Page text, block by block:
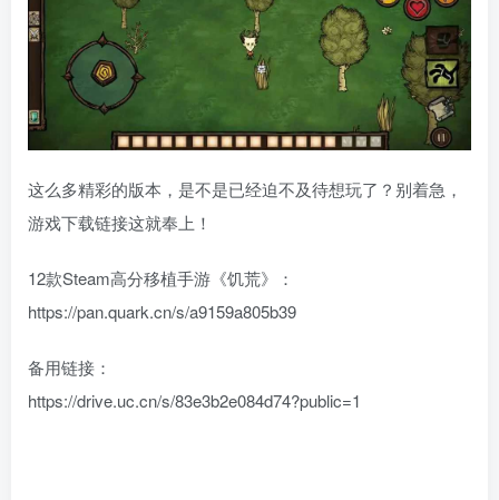
这么多精彩的版本，是不是已经迫不及待想玩了？别着急，
游戏下载链接这就奉上！
12款Steam高分移植手游《饥荒》：
https://pan.quark.cn/s/a9159a805b39
备用链接：
https://drive.uc.cn/s/83e3b2e084d74?public=1